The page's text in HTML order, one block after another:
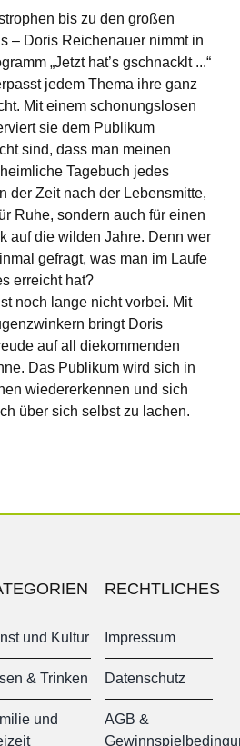
bis zu den großen
– Doris Reichenauer nimmt in
„Jetzt hat’s gschnacklt ...“
jedem Thema ihre ganz
Mit einem schonungslosen
sie dem Publikum
sind, dass man meinen
Tagebuch jedes
der Zeit nach der Lebensmitte,
Ruhe, sondern auch für einen
auf die wilden Jahre. Denn wer
gefragt, was man im Laufe
erreicht hat?
noch lange nicht vorbei. Mit
bringt Doris
auf all diekommenden
Das Publikum wird sich in
wiedererkennen und sich
über sich selbst zu lachen.
und Kultur
& Trinken
und
RECHTLICHES
Impressum
Datenschutz
AGB &